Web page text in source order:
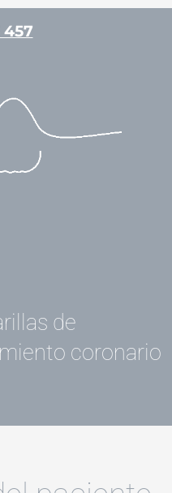
457
Periodoncia/ Por
de
coronario